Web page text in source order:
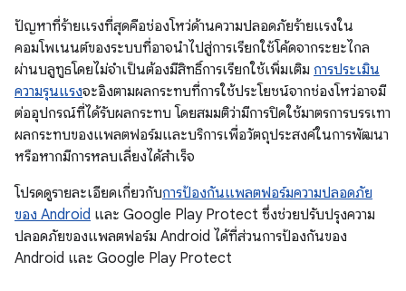
ปัญหาที่ร้ายแรงที่สุดคือช่องโหว่ด้านความปลอดภัยร้ายแรงใน
คอมโพเนนต์ของระบบที่อาจนำไปสู่การเรียกใช้โค้ดจากระยะไกล
ผ่านบลูทูธโดยไม่จำเป็นต้องมีสิทธิ์การเรียกใช้เพิ่มเติม การประเมิน
ความรุนแรงจะอิงตามผลกระทบที่การใช้ประโยชน์จากช่องโหว่อาจมี
ต่ออุปกรณ์ที่ได้รับผลกระทบ โดยสมมติว่ามีการปิดใช้มาตรการบรรเทา
ผลกระทบของแพลตฟอร์มและบริการเพื่อวัตถุประสงค์ในการพัฒนา
หรือหากมีการหลบเลี่ยงได้สําเร็จ
โปรดดูรายละเอียดเกี่ยวกับการป้องกันแพลตฟอร์มความปลอดภัย
ของ Android และ Google Play Protect ซึ่งช่วยปรับปรุงความ
ปลอดภัยของแพลตฟอร์ม Android ได้ที่ส่วนการป้องกันของ
Android และ Google Play Protect